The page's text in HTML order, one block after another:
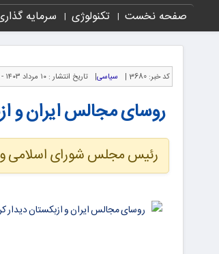
صفحه نخست تکنولوژی سرمایه
کد خبر: 3680 | سیاسی| تاریخ انتشار : ۱۰ مرداد ۱۴۰۳ - ۷:۳۰ |
روسای مجالس ایران و
رئیس مجلس شورای اسلامی و